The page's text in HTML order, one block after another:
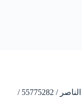
فني بي ان سبورت صباح الناصر / 55775282 /